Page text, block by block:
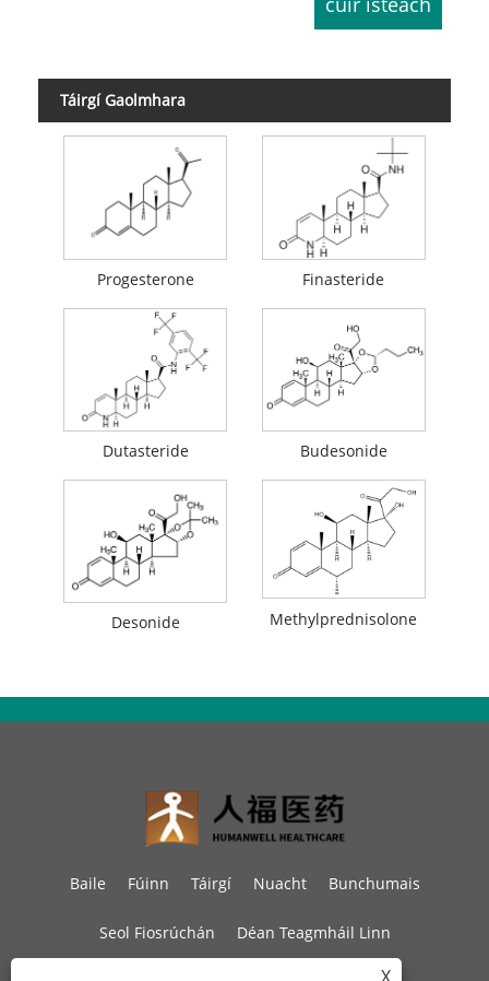
Táirgí Gaolmhara
Progesterone Finasteride
Dutasteride Budesonide
Desonide Methylprednisolone
Baile Fúinn Táirgí Nuacht Bunchumais
Seol Fiosrúchán Déan Teagmháil Linn